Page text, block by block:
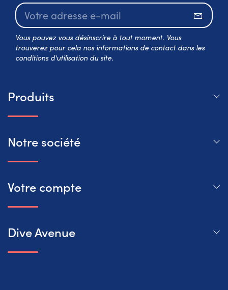
Vous pouvez vous désinscrire à tout moment. Vous
trouverez pour cela nos informations de contact dans les
conditions d'utilisation du site.
Produits
Notre société
Votre compte
Dive Avenue